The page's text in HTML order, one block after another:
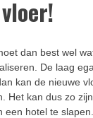
dan best wel
De laag
kan de nieuwe
Het kan dus zo
hotel te slapen.